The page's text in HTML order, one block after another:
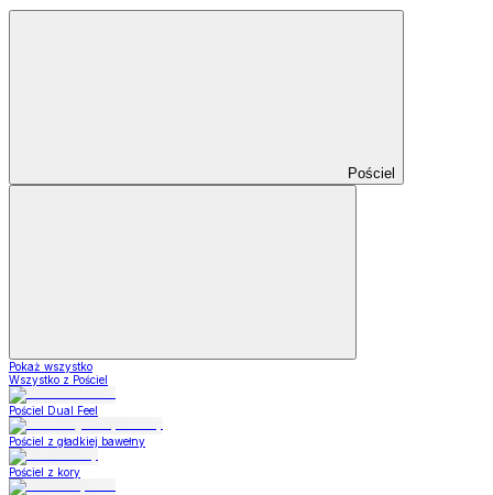
Pościel
Pokaż wszystko
Wszystko z Pościel
Pościel Dual Feel
Pościel z gładkiej bawełny
Pościel z kory